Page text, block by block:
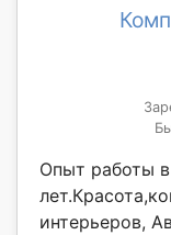
Опыт работы
интерьеров,